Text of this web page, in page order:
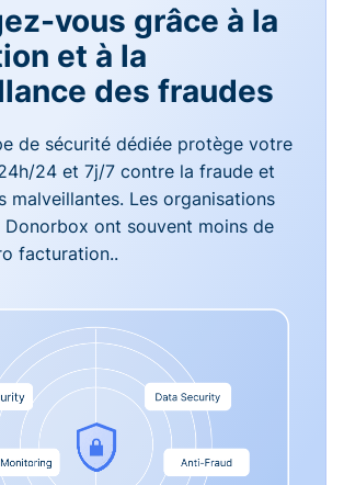
vous grâce à la
et à la
des fraudes
de sécurité dédiée protège votre
24 et 7j/7 contre la fraude et
malveillantes. Les organisations
ont souvent moins de
facturation..